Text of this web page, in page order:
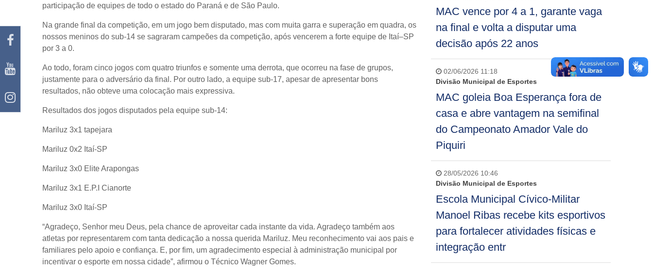
participação de equipes de todo o estado do Paraná e de São Paulo.
Na grande final da competição, em um jogo bem disputado, mas com muita garra e superação em quadra, os
nossos meninos do sub-14 se sagraram campeões da competição, após vencerem a forte equipe de Itaí–SP
por 3 a 0.
Ao todo, foram cinco jogos com quatro triunfos e somente uma derrota, que ocorreu na fase de grupos,
justamente para o adversário da final. Por outro lado, a equipe sub-17, apesar de apresentar bons
resultados, não obteve uma colocação mais expressiva.
Resultados dos jogos disputados pela equipe sub-14:
Mariluz 3x1 tapejara
Mariluz 0x2 Itaí-SP
Mariluz 3x0 Elite Arapongas
Mariluz 3x1 E.P.I Cianorte
Mariluz 3x0 Itaí-SP
“Agradeço, Senhor meu Deus, pela chance de aproveitar cada instante da vida. Agradeço também aos
atletas por representarem com tanta dedicação a nossa querida Mariluz. Meu reconhecimento vai aos pais e
familiares pelo apoio e confiança. E, por fim, um agradecimento especial à administração municipal por
incentivar o esporte em nossa cidade”, afirmou o Técnico Wagner Gomes.
MAC vence por 4 a 1, garante vaga
na final e volta a disputar uma
decisão após 22 anos
02/06/2026 11:18
Divisão Municipal de Esportes
MAC goleia Boa Esperança fora de
casa e abre vantagem na semifinal
do Campeonato Amador Vale do
Piquiri
28/05/2026 10:46
Divisão Municipal de Esportes
Escola Municipal Cívico-Militar
Manoel Ribas recebe kits esportivos
para fortalecer atividades físicas e
integração entr